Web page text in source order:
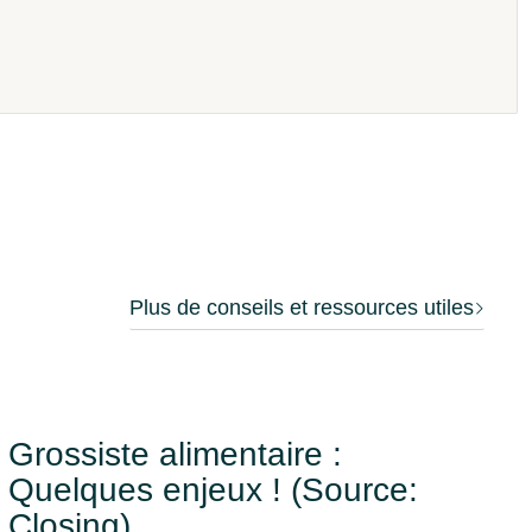
Plus de conseils et ressources utiles
Grossiste alimentaire :
Quelques enjeux ! (Source: